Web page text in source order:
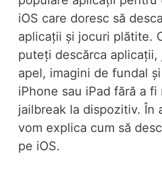
iOS care doresc să
aplicații și jocuri plătite.
puteți descărca
apel, imagini de fundal
iPhone sau iPad fără a
jailbreak la dispozitiv. În
vom explica cum să
pe iOS.